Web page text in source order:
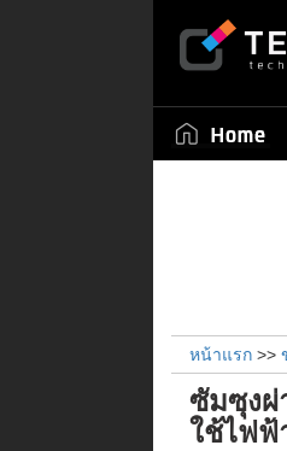
หน้าแรก >>
ซัมซุงผ่
ใช้ไฟฟ้